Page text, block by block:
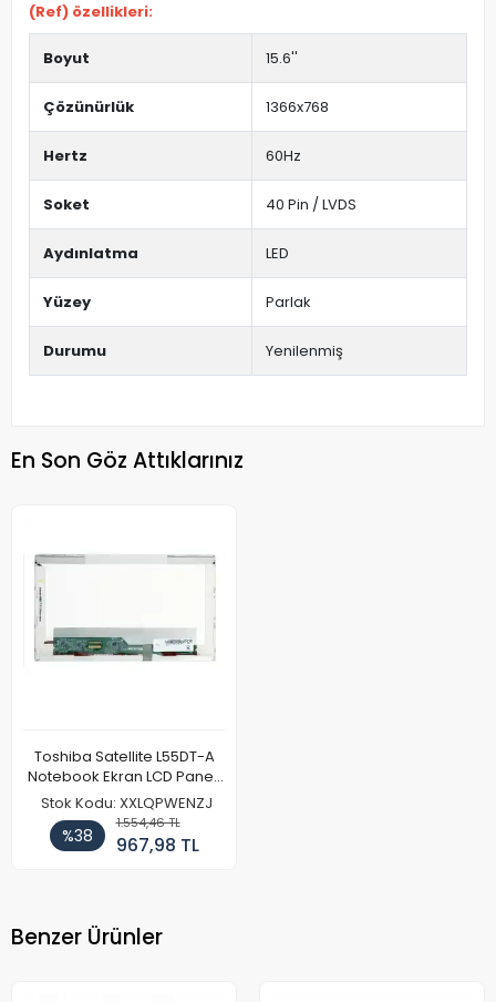
(Ref) özellikleri:
Boyut 15.6''
Çözünürlük 1366x768
Hertz 60Hz
Soket 40 Pin / LVDS
Aydınlatma LED
Yüzey Parlak
Durumu Yenilenmiş
En Son Göz Attıklarınız
Toshiba Satellite L55DT-A
Notebook Ekran LCD Paneli
(Ref)
Stok Kodu: XXLQPWENZJ
%38
1.554,46 TL
967,98 TL
Benzer Ürünler